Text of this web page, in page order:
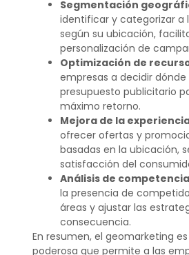
Segmentación
identificar y categorizar a
según su ubicación,
personalización de
Optimización de
empresas a decidir dónde
presupuesto publicitario
máximo retorno.
Mejora de la
ofrecer ofertas y
basadas en la ubicación,
satisfacción del
Análisis de
la presencia de
áreas y ajustar las
consecuencia.
En resumen, el geomarketing
poderosa que permite a las